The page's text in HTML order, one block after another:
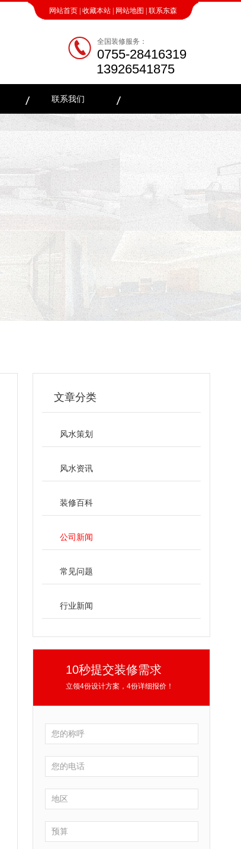
网站首页 收藏本站 网站地图 联系东森
全国装修服务：
0755-28416319
13926541875
联系我们
文章分类
风水策划
风水资讯
装修百科
公司新闻
常见问题
行业新闻
10秒提交装修需求
立领4份设计方案，4份详细报价！